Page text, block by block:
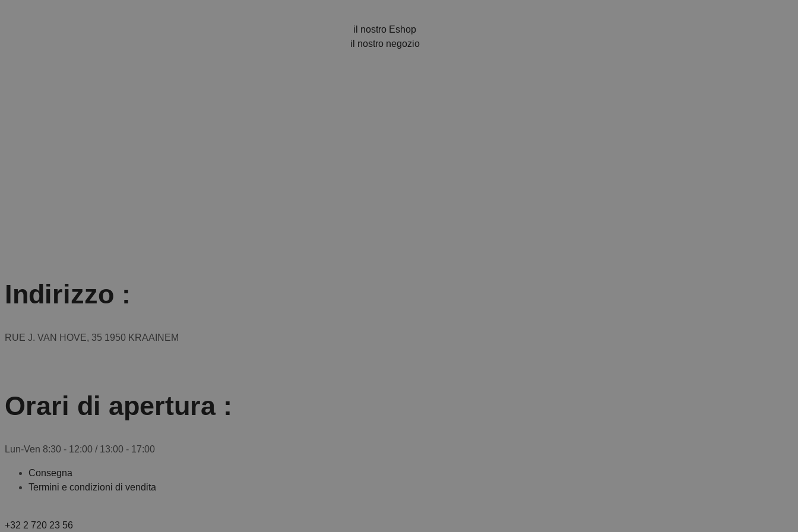
il nostro Eshop
il nostro negozio
Indirizzo :
RUE J. VAN HOVE, 35 1950 KRAAINEM
Orari di apertura :
Lun-Ven 8:30 - 12:00 / 13:00 - 17:00
Consegna
Termini e condizioni di vendita
+32 2 720 23 56